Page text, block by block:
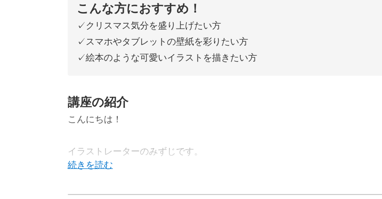
こんな方におすすめ！
✓クリスマス気分を盛り上げたい方
✓スマホやタブレットの壁紙を彩りたい方
✓絵本のような可愛いイラストを描きたい方
講座の紹介
こんにちは！
イラストレーターのみずじです。